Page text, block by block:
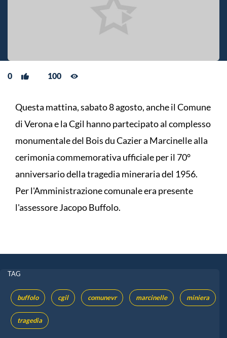
0 100
Questa mattina, sabato 8 agosto, anche il Comune
di Verona e la Cgil hanno partecipato al complesso
monumentale del Bois du Cazier a Marcinelle alla
cerimonia commemorativa ufficiale per il 70°
anniversario della tragedia mineraria del 1956.
Per l'Amministrazione comunale era presente
l'assessore Jacopo Buffolo.
TAG
buffolo cgil comunevr marcinelle miniera
tragedia